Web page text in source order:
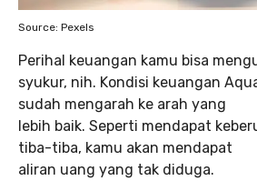
Source: Pexels
Perihal keuangan kamu bisa
syukur, nih. Kondisi keuangan
sudah mengarah ke arah yang
lebih baik. Seperti mendapat
tiba-tiba, kamu akan mendapat
aliran uang yang tak diduga.